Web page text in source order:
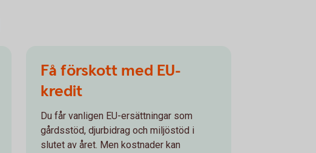
Få förskott med EU-
kredit
Du får vanligen EU-ersättningar som
gårdsstöd, djurbidrag och miljöstöd i
slutet av året. Men kostnader kan